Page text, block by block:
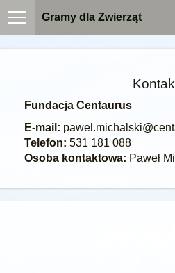
Gramy dla Zwierząt
Fundacja Centaurus
E-mail:
Telefon: 531 181 088
Osoba kontaktowa: Paweł